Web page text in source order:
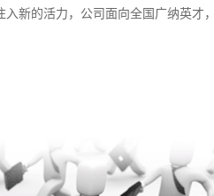
新的活力，公司面向全国广纳英才